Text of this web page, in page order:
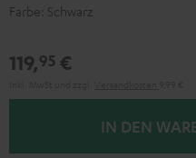
Farbe: Schwarz
119,95 €
IN DEN